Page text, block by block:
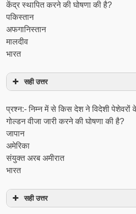
केंद्र स्थापित करने की घोषणा की है?
पकिस्तान
अफगानिस्तान
मालदीव
भारत
सही उत्तर
प्रश्न:- निम्न में से किस देश ने विदेशी पेशेवरों
गोल्डन वीजा जारी करने की घोषणा की है?
जापान
अमेरिका
संयुक्त अरब अमीरात
भारत
सही उत्तर